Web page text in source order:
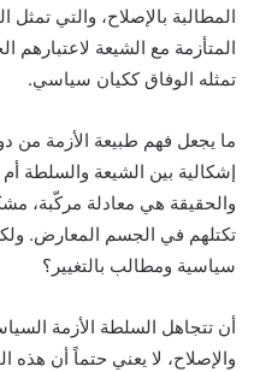
المطالبة بالإصلاح، والتي تمثل
المتأزمة مع الشيعة
تمثله الوفاق ككيان سياسي.
ما يجعل فهم طبيعة الأزمة من
إشكالية بين الشيعة والسلطة
والحقيقة هي معادلة مركّبة،
تكتلهم في الجسم المعارض.
سياسية ومطالب بالتغيير؟
أن تتجاهل السلطة الأزمة
والإصلاح، لا يعني حتماً أن